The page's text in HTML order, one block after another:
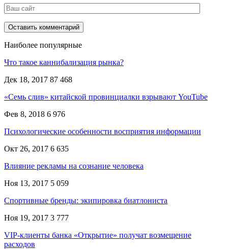
Наиболее популярные
Что такое каннибализация рынка?
Дек 18, 2017 87 468
«Семь слив» китайской провинциалки взрывают YouTube
Фев 8, 2018 6 976
Психологические особенности восприятия информации
Окт 26, 2017 6 635
Влияние рекламы на сознание человека
Ноя 13, 2017 5 059
Спортивные бренды: экипировка биатлониста
Ноя 19, 2017 3 777
VIP-клиенты банка «Открытие» получат возмещение
расходов